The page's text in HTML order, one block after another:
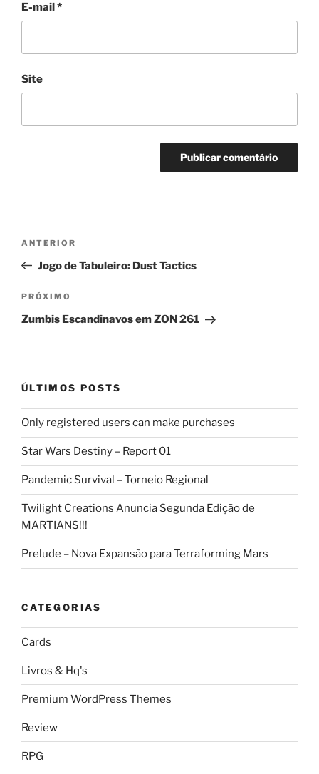
E-mail*
Site
Post
Post
anterior
ANTERIOR
Jogo de Tabuleiro: Dust Tactics
Próximo
post
PRÓXIMO
Zumbis Escandinavos em ZON 261
ÚLTIMOS POSTS
Only registered users can make purchases
Star Wars Destiny – Report 01
Pandemic Survival – Torneio Regional
Twilight Creations Anuncia Segunda Edição de
MARTIANS!!!
Prelude – Nova Expansão para Terraforming Mars
CATEGORIAS
Cards
Livros & Hq's
Premium WordPress Themes
Review
RPG